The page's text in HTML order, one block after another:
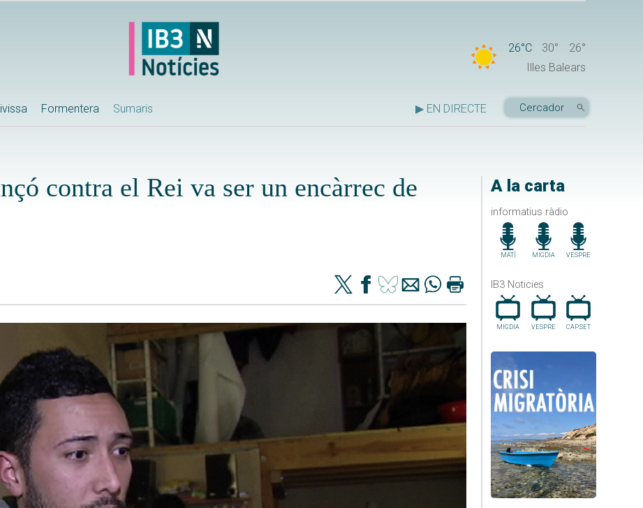
26°C 30°
26°
Illes Balears
Formentera Sumaris ▶ EN DIRECTE
A la carta
informatius ràdio
MATÍ MIGDIA VESPRE
IB3 Noticies
MIGDIA VESPRE CAP.SET
contra el Rei va ser un encàrrec de